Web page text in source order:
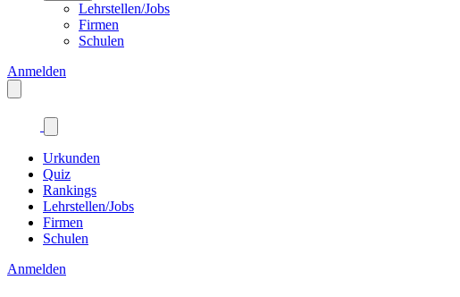
Lehrstellen/Jobs
Firmen
Schulen
Anmelden
Urkunden
Quiz
Rankings
Lehrstellen/Jobs
Firmen
Schulen
Anmelden